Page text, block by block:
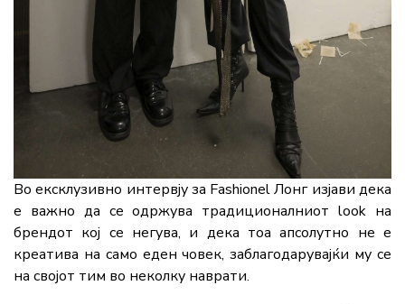
Во ексклузивно интервју за Fashionel Лонг изјави дека
е важно да се одржува традиционалниот look на
брендот кој се негува, и дека тоа апсолутно не е
креатива на само еден човек, заблагодарувајќи му се
на својот тим во неколку наврати.